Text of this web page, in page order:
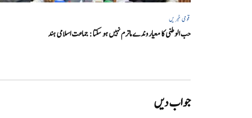
قومی خبریں
حب الوطنی کا معیار وندے ماترم نہیں ہو سکتا : جماعت اسلامی ہند
جواب دیں